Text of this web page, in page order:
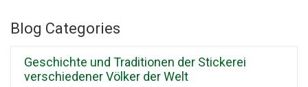
Blog Categories
Geschichte und Traditionen der Stickerei
verschiedener Völker der Welt